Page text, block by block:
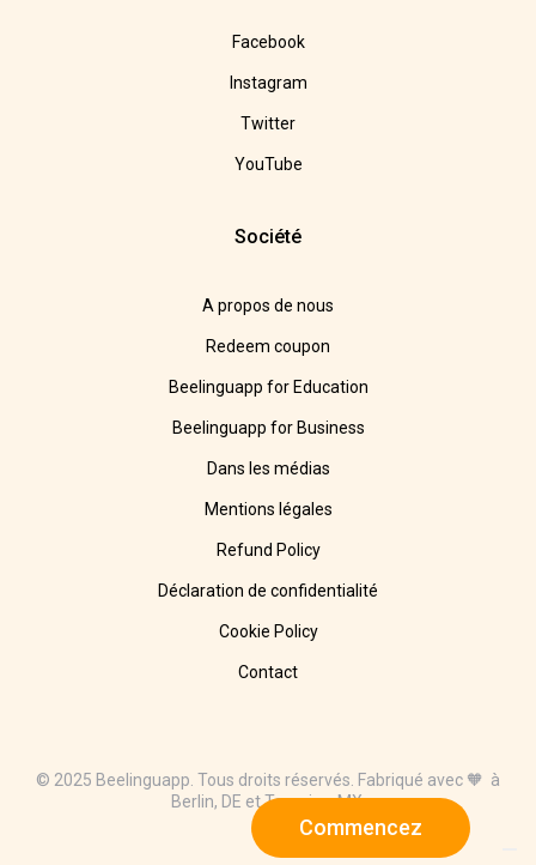
Commencez
Facebook
Instagram
Twitter
YouTube
Société
A propos de nous
Redeem coupon
Beelinguapp for Education
Beelinguapp for Business
Dans les médias
Mentions légales
Refund Policy
Déclaration de confidentialité
Cookie Policy
Contact
© 2025 Beelinguapp. Tous droits réservés. Fabriqué avec 🧡 à
Berlin, DE et Tampico, MX.